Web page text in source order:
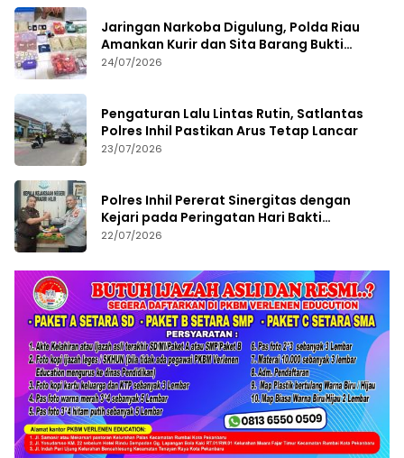
Jaringan Narkoba Digulung, Polda Riau
Amankan Kurir dan Sita Barang Bukti
Bernilai Fantastis
24/07/2026
Pengaturan Lalu Lintas Rutin, Satlantas
Polres Inhil Pastikan Arus Tetap Lancar
23/07/2026
Polres Inhil Pererat Sinergitas dengan
Kejari pada Peringatan Hari Bakti
Adhyaksa ke-66
22/07/2026